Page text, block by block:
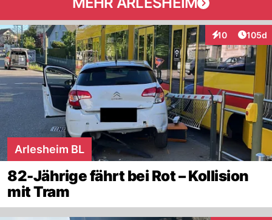
10
Interaktionen
105d
Arlesheim BL
82-Jährige fährt bei Rot – Kollision
mit Tram